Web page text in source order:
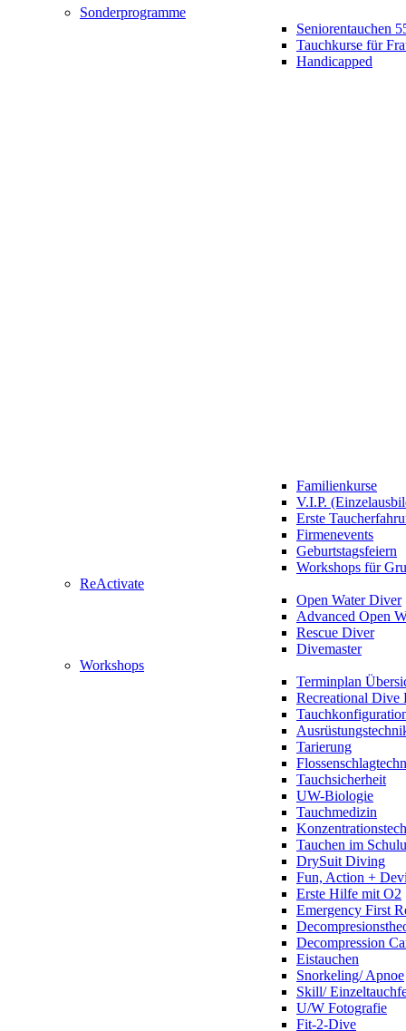
Sonderprogramme
Seniorentauchen
Tauchkurse für
Handicapped
Familienkurse
V.I.P.
Erste
Firmenevents
Geburtstagsfeiern
Workshops für
ReActivate
Open Water Diver
Advanced Open
Rescue Diver
Divemaster
Workshops
Terminplan
Recreational Dive
Tarierung
Tauchsicherheit
UW-Biologie
Tauchmedizin
Tauchen im
DrySuit Diving
Fun, Action +
Erste Hilfe mit O2
Emergency First
Decompression
Eistauchen
Snorkeling/ Apnoe
Skill/
U/W Fotografie
Fit-2-Dive